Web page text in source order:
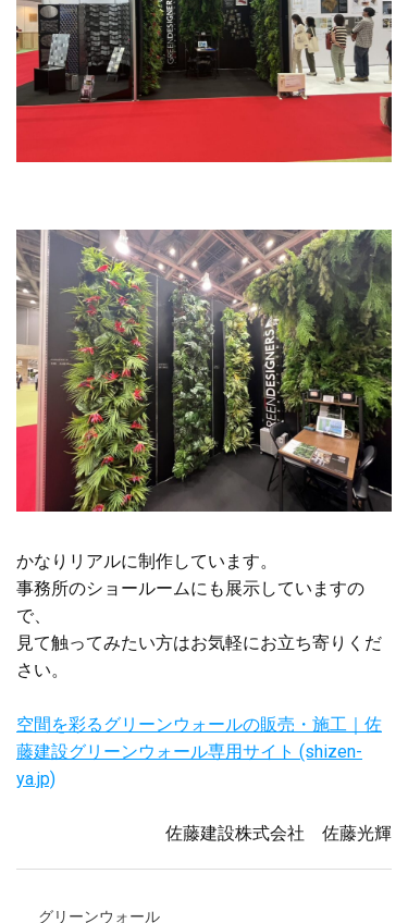
かなりリアルに制作しています。
事務所のショールームにも展示していますの
で、
見て触ってみたい方はお気軽にお立ち寄りくだ
さい。
空間を彩るグリーンウォールの販売・施工｜佐
藤建設グリーンウォール専用サイト (shizen-
ya.jp)
佐藤建設株式会社 佐藤光輝
グリーンウォール